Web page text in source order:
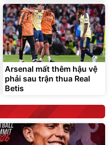
Arsenal mất thêm hậu vệ
phải sau trận thua Real
Betis